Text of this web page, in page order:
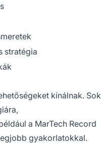
stratégia
kínálnak. Sok
a MarTech Record
gyakorlatokkal.